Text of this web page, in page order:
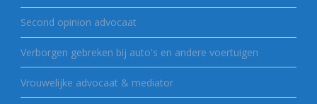
Second opinion advocaat
Verborgen gebreken bij auto's en andere voertuigen
Vrouwelijke advocaat & mediator